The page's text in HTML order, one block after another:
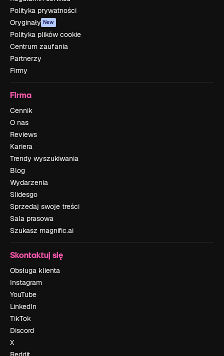
Polityka prywatności
Oryginały New
Polityka plików cookie
Centrum zaufania
Partnerzy
Firmy
Firma
Cennik
O nas
Reviews
Kariera
Trendy wyszukiwania
Blog
Wydarzenia
Slidesgo
Sprzedaj swoje treści
Sala prasowa
Szukasz magnific.ai
Skontaktuj się
Obsługa klienta
Instagram
YouTube
LinkedIn
TikTok
Discord
X